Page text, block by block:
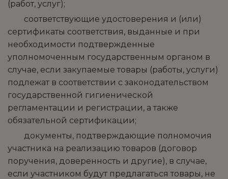
(работ, услуг);
­ соответствующие удостоверения и (или)
сертификаты соответствия, выданные и при
необходимости подтвержденные
уполномоченным государственным органом в
случае, если закупаемые товары (работы, услуги)
подлежат в соответствии с законодательством
государственной гигиенической
регламентации и регистрации, а также
обязательной сертификации;
­ документы, подтверждающие полномочия
участника на реализацию товаров (договор
поручения, доверенность и другие), в случае,
если участником будут предлагаться товары, не